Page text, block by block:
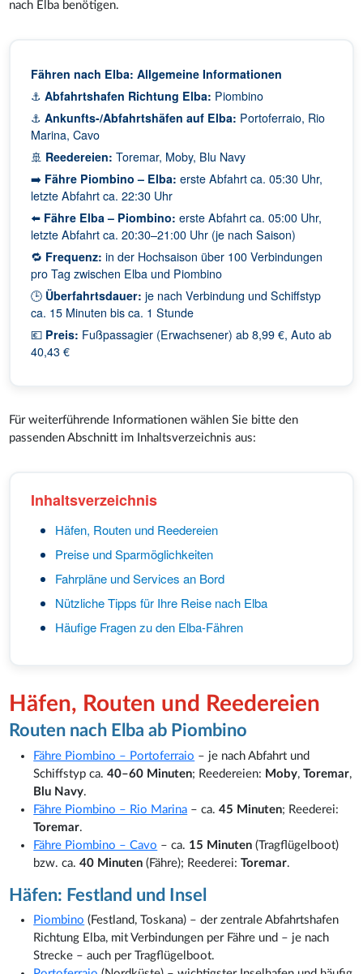
nach Elba benötigen.
Fähren nach Elba: Allgemeine Informationen
⚓Abfahrtshafen Richtung Elba: Piombino
⚓Ankunfts-/Abfahrtshäfen auf Elba: Portoferraio, Rio
Marina, Cavo
🚢 Reedereien: Toremar, Moby, Blu Navy
➡️ Fähre Piombino – Elba: erste Abfahrt ca. 05:30 Uhr,
letzte Abfahrt ca. 22:30 Uhr
⬅️ Fähre Elba – Piombino: erste Abfahrt ca. 05:00 Uhr,
letzte Abfahrt ca. 20:30–21:00 Uhr (je nach Saison)
🔁 Frequenz: in der Hochsaison über 100 Verbindungen
pro Tag zwischen Elba und Piombino
🕒 Überfahrtsdauer: je nach Verbindung und Schiffstyp
ca. 15 Minuten bis ca. 1 Stunde
💶 Preis: Fußpassagier (Erwachsener) ab 8,99 €, Auto ab
40,43 €
Für weiterführende Informationen wählen Sie bitte den
passenden Abschnitt im Inhaltsverzeichnis aus:
Inhaltsverzeichnis
Häfen, Routen und Reedereien
Preise und Sparmöglichkeiten
Fahrpläne und Services an Bord
Nützliche Tipps für Ihre Reise nach Elba
Häufige Fragen zu den Elba-Fähren
Häfen, Routen und Reedereien
Routen nach Elba ab Piombino
Fähre Piombino – Portoferraio – je nach Abfahrt und
Schiffstyp ca.40–60 Minuten; Reedereien: Moby,Toremar,
Blu Navy.
Fähre Piombino – Rio Marina – ca.45 Minuten; Reederei:
Toremar.
Fähre Piombino – Cavo – ca. 15 Minuten (Tragflügelboot)
bzw. ca.40 Minuten (Fähre); Reederei:Toremar.
Häfen: Festland und Insel
Piombino (Festland, Toskana) – der zentrale Abfahrtshafen
Richtung Elba, mit Verbindungen per Fähre und – je nach
Strecke – auch per Tragflügelboot.